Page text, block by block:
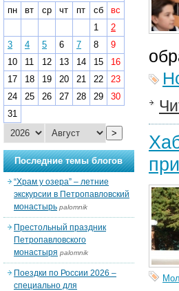
пн
вт ср чт пт сб
вс
1
2
3
4 5 6 7 8
9
10
11 12 13 14 15
16
17
18 19 20 21 22
23
24
25 26 27 28 29
30
31
>
Последние темы блогов
“Храм у озера” – летние
экскурсии в Петропавловский
монастырь palomnik
Престольный праздник
Петропавловского
монастыря palomnik
Поездки по России 2026 –
специально для